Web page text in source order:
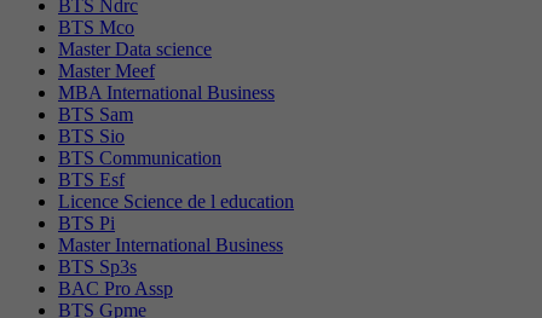
BTS Ndrc
BTS Mco
Master Data science
Master Meef
MBA International Business
BTS Sam
BTS Sio
BTS Communication
BTS Esf
Licence Science de l education
BTS Pi
Master International Business
BTS Sp3s
BAC Pro Assp
BTS Gpme